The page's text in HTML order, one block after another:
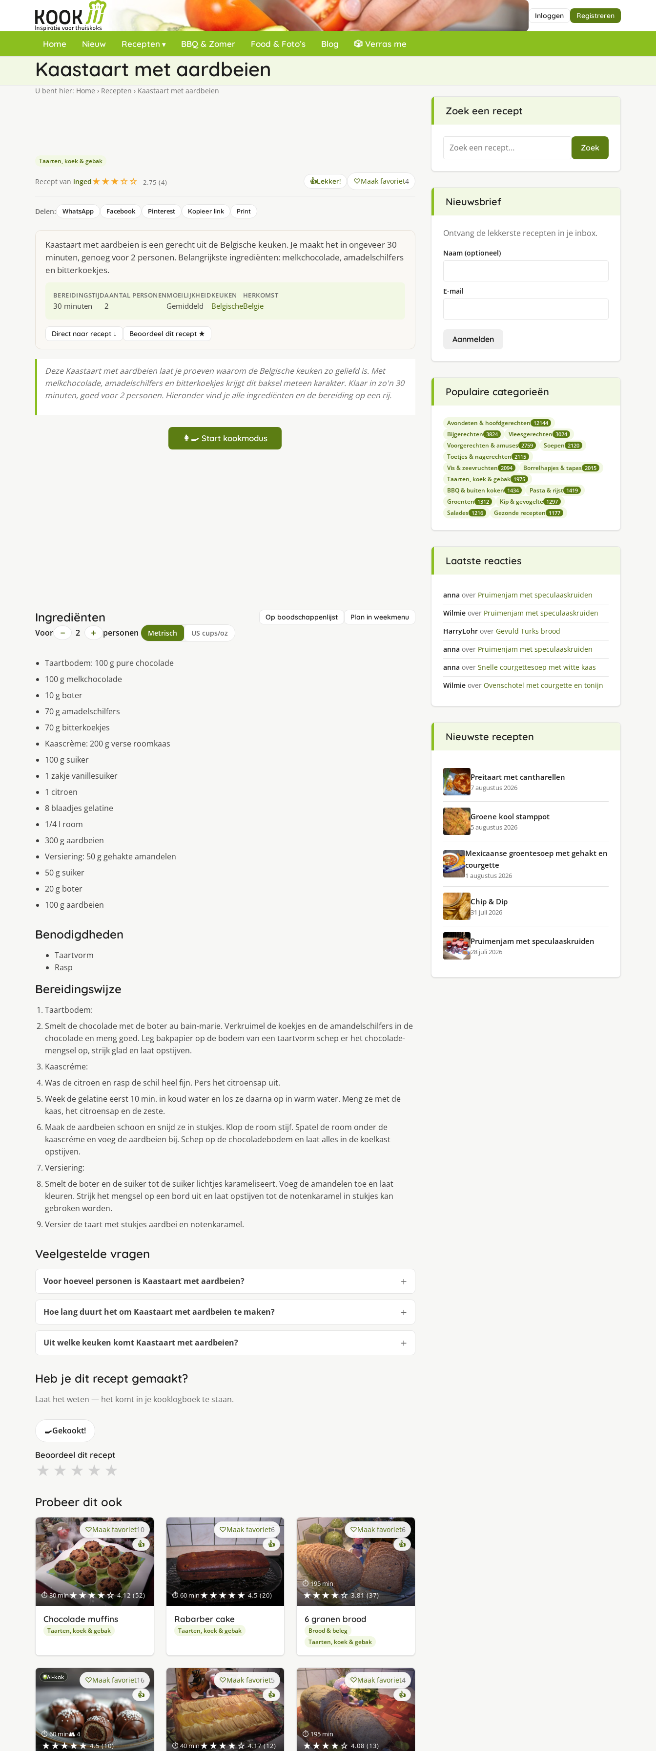
Inloggen Registreren
Home Nieuw Recepten BBQ & Zomer Food & Foto’s Blog 🎲 Verras me
Kaastaart met aardbeien
U bent hier: Home › Recepten › Kaastaart met aardbeien
Taarten, koek & gebak
Recept van inged★★★☆☆ 2.75 (4) 👍Lekker! Maak favoriet4
Delen: WhatsApp Facebook Pinterest Kopieer link Print
Kaastaart met aardbeien is een gerecht uit de Belgische keuken. Je maakt het in ongeveer 30
minuten, genoeg voor 2 personen. Belangrijkste ingrediënten: melkchocolade, amadelschilfers
en bitterkoekjes.
BEREIDINGSTIJD
30 minuten
AANTAL PERSONEN
2
MOEILIJKHEID
Gemiddeld
KEUKEN
Belgische
HERKOMST
Belgie
Direct naar recept ↓ Beoordeel dit recept ★
Deze Kaastaart met aardbeien laat je proeven waarom de Belgische keuken zo geliefd is. Met
melkchocolade, amadelschilfers en bitterkoekjes krijgt dit baksel meteen karakter. Klaar in zo'n 30
minuten, goed voor 2 personen. Hieronder vind je alle ingrediënten en de bereiding op een rij.
👩‍🍳 Start kookmodus
Ingrediënten Op boodschappenlijst Plan in weekmenu
Voor − 2 + personen Metrisch US cups/oz
Taartbodem: 100 g pure chocolade
100 g melkchocolade
10 g boter
70 g amadelschilfers
70 g bitterkoekjes
Kaascrème: 200 g verse roomkaas
100 g suiker
1 zakje vanillesuiker
1 citroen
8 blaadjes gelatine
1/4 l room
300 g aardbeien
Versiering: 50 g gehakte amandelen
50 g suiker
20 g boter
100 g aardbeien
Benodigdheden
Taartvorm
Rasp
Bereidingswijze
Taartbodem:
Smelt de chocolade met de boter au bain-marie. Verkruimel de koekjes en de amandelschilfers in de
chocolade en meng goed. Leg bakpapier op de bodem van een taartvorm schep er het chocolade-
mengsel op, strijk glad en laat opstijven.
Kaascréme:
Was de citroen en rasp de schil heel fijn. Pers het citroensap uit.
Week de gelatine eerst 10 min. in koud water en los ze daarna op in warm water. Meng ze met de
kaas, het citroensap en de zeste.
Maak de aardbeien schoon en snijd ze in stukjes. Klop de room stijf. Spatel de room onder de
kaascréme en voeg de aardbeien bij. Schep op de chocoladebodem en laat alles in de koelkast
opstijven.
Versiering:
Smelt de boter en de suiker tot de suiker lichtjes karameliseert. Voeg de amandelen toe en laat
kleuren. Strijk het mengsel op een bord uit en laat opstijven tot de notenkaramel in stukjes kan
gebroken worden.
Versier de taart met stukjes aardbei en notenkaramel.
Veelgestelde vragen
Voor hoeveel personen is Kaastaart met aardbeien?
Hoe lang duurt het om Kaastaart met aardbeien te maken?
Uit welke keuken komt Kaastaart met aardbeien?
Heb je dit recept gemaakt?
Laat het weten — het komt in je kooklogboek te staan.
🍳Gekookt!
Beoordeel dit recept
★ ★ ★ ★ ★
Probeer dit ook
⏱ 30 min★★★★☆ 4.12 (52)
Maak favoriet10
👍
Chocolade muffins
Taarten, koek & gebak
⏱ 60 min★★★★★ 4.5 (20)
Maak favoriet6
👍
Rabarber cake
Taarten, koek & gebak
⏱ 195 min
★★★★☆ 3.81 (37)
Maak favoriet6
👍
6 granen brood
Brood & beleg
Taarten, koek & gebak
AI-kok
⏱ 60 min👥 4
★★★★★ 4.5 (10)
Maak favoriet16
👍
⏱ 40 min★★★★☆ 4.17 (12)
Maak favoriet5
👍
⏱ 195 min
★★★★☆ 4.08 (13)
Maak favoriet4
👍
Zoek een recept
Zoeken
naar:
Zoek
Nieuwsbrief
Ontvang de lekkerste recepten in je inbox.
Naam (optioneel)
E-mail
Aanmelden
Populaire categorieën
Avondeten & hoofdgerechten 12144
Bijgerechten 3824 Vleesgerechten 3024
Voorgerechten & amuses 2759 Soepen 2120
Toetjes & nagerechten 2115
Vis & zeevruchten 2094 Borrelhapjes & tapas 2015
Taarten, koek & gebak 1975
BBQ & buiten koken 1434 Pasta & rijst 1419
Groenten 1312 Kip & gevogelte 1297
Salades 1216 Gezonde recepten 1177
Laatste reacties
anna over Pruimenjam met speculaaskruiden
Wilmie over Pruimenjam met speculaaskruiden
HarryLohr over Gevuld Turks brood
anna over Pruimenjam met speculaaskruiden
anna over Snelle courgettesoep met witte kaas
Wilmie over Ovenschotel met courgette en tonijn
Nieuwste recepten
Preitaart met cantharellen
7 augustus 2026
Groene kool stamppot
5 augustus 2026
Mexicaanse groentesoep met gehakt en
courgette
1 augustus 2026
Chip & Dip
31 juli 2026
Pruimenjam met speculaaskruiden
28 juli 2026